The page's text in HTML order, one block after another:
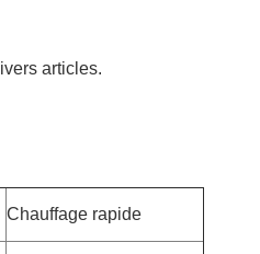
articles.
Chauffage rapide